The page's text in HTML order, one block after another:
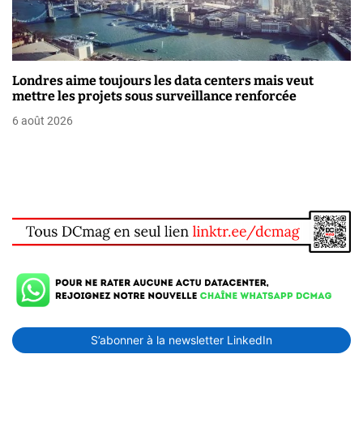
Londres aime toujours les data centers mais veut
mettre les projets sous surveillance renforcée
6 août 2026
S’abonner à la newsletter LinkedIn